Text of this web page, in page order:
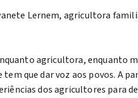
Lernem, agricultora
agricultora, enquanto
que dar voz aos povos. A
dos agricultores